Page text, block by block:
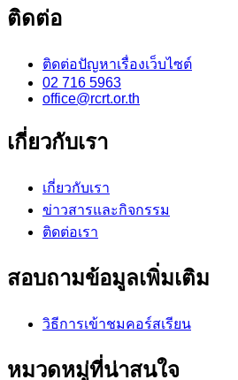
ติดต่อ
ติดต่อปัญหาเรื่องเว็บไซต์
02 716 5963
office@rcrt.or.th
เกี่ยวกับเรา
เกี่ยวกับเรา
ข่าวสารและกิจกรรม
ติดต่อเรา
สอบถามข้อมูลเพิ่มเติม
วิธีการเข้าชมคอร์สเรียน
หมวดหมู่ที่น่าสนใจ